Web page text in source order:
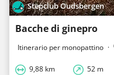
Stepclub Oudsbergen
Bacche di ginepro
Itinerario per monopattino ·
9,88 km 52 m